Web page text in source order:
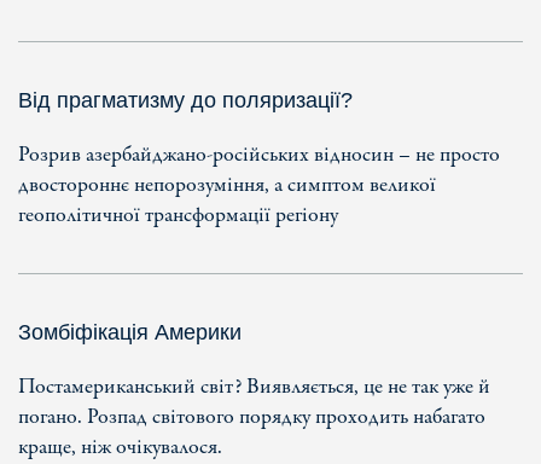
Від прагматизму до поляризації?
Розрив азербайджано-російських відносин – не просто
двостороннє непорозуміння, а симптом великої
геополітичної трансформації регіону
Зомбіфікація Америки
Постамериканський світ? Виявляється, це не так уже й
погано. Розпад світового порядку проходить набагато
краще, ніж очікувалося.